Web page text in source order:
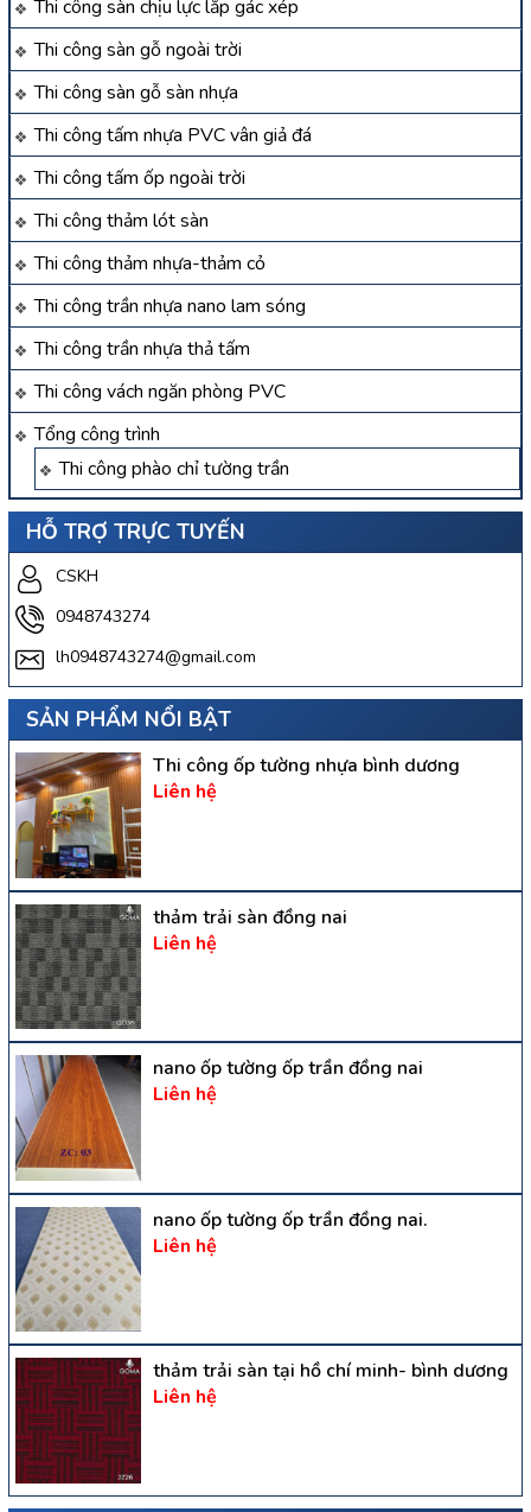
Thi công sàn chịu lực lắp gác xép
Thi công sàn gỗ ngoài trời
Thi công sàn gỗ sàn nhựa
Thi công tấm nhựa PVC vân giả đá
Thi công tấm ốp ngoài trời
Thi công thảm lót sàn
Thi công thảm nhựa-thảm cỏ
Thi công trần nhựa nano lam sóng
Thi công trần nhựa thả tấm
Thi công vách ngăn phòng PVC
Tổng công trình
Thi công phào chỉ tường trần
HỖ TRỢ TRỰC TUYẾN
CSKH
0948743274
lh0948743274@gmail.com
SẢN PHẨM NỔI BẬT
Thi công ốp tường nhựa bình dương
Liên hệ
thảm trải sàn đồng nai
Liên hệ
nano ốp tường ốp trần đồng nai
Liên hệ
nano ốp tường ốp trần đồng nai.
Liên hệ
thảm trải sàn tại hồ chí minh- bình dương
Liên hệ